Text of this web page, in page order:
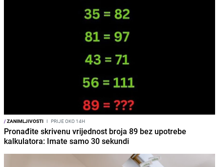
/ZANIMLJIVOSTI I PRIJE OKO 14H
Pronađite skrivenu vrijednost broja 89 bez upotrebe
kalkulatora: Imate samo 30 sekundi